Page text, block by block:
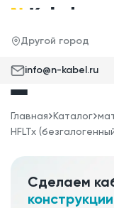
Другой город
info@n-kabel.ru
Главная Каталог
HFLTx
Сделаем
конструкции